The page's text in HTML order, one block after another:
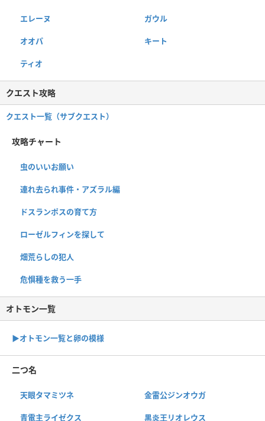
エレーヌ ガウル
オオパ キート
ティオ
クエスト攻略
クエスト一覧（サブクエスト）
攻略チャート
虫のいいお願い
連れ去られ事件・アズラル編
ドスランポスの育て方
ローゼルフィンを探して
畑荒らしの犯人
危惧種を救う一手
オトモン一覧
▶︎オトモン一覧と卵の模様
二つ名
天眼タマミツネ 金雷公ジンオウガ
青電主ライゼクス 黒炎王リオレウス